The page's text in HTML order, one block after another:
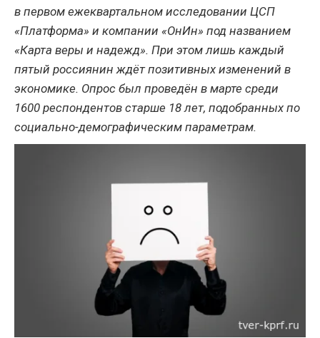
в первом ежеквартальном исследовании ЦСП
«Платформа» и компании «ОнИн» под названием
«Карта веры и надежд». При этом лишь каждый
пятый россиянин ждёт позитивных изменений в
экономике. Опрос был проведён в марте среди
1600 респондентов старше 18 лет, подобранных по
социально-демографическим параметрам.